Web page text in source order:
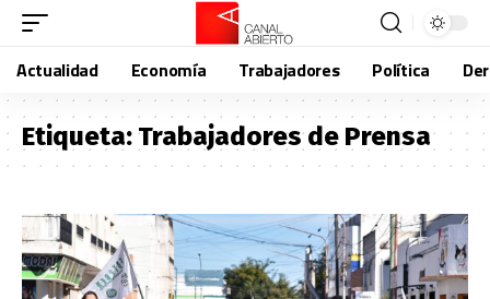
Actualidad Economía Trabajadores Política
Etiqueta:Trabajadores de Prensa